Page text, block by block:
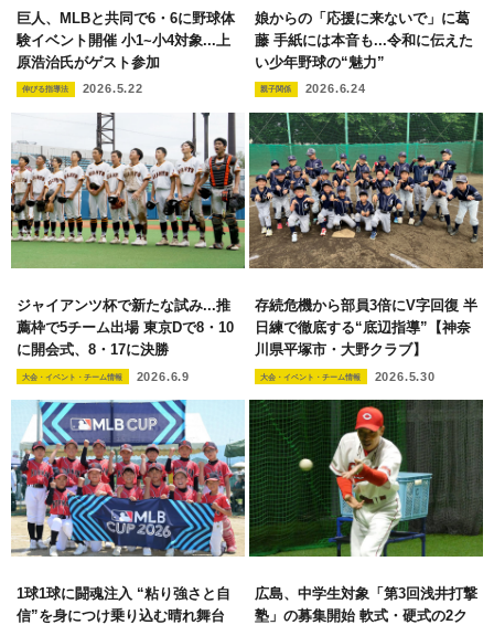
巨人、MLBと共同で6・6に野球体
験イベント開催 小1~小4対象...上
原浩治氏がゲスト参加
伸びる指導法 2026.5.22
娘からの「応援に来ないで」に葛
藤 手紙には本音も...令和に伝えた
い少年野球の“魅力”
親子関係 2026.6.24
ジャイアンツ杯で新たな試み...推
薦枠で5チーム出場 東京Dで8・10
に開会式、8・17に決勝
大会・イベント・チーム情報 2026.6.9
存続危機から部員3倍にV字回復 半
日練で徹底する“底辺指導”【神奈
川県平塚市・大野クラブ】
大会・イベント・チーム情報 2026.5.30
1球1球に闘魂注入 “粘り強さと自
信”を身につけ乗り込む晴れ舞台
広島、中学生対象「第3回浅井打撃
塾」の募集開始 軟式・硬式の2ク